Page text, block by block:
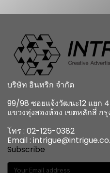
บริษัท อินทริก จำกัด
99/98 ซอยแจ้งวัฒนะ12 แยก
แขวงทุ่งสองห้อง เขตหลักสี่ กรุ
โทร : 02-125-0382
Email :
Subscribe